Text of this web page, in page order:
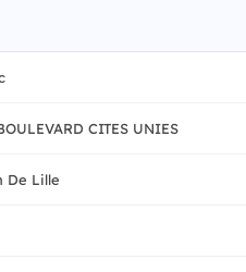
CITES UNIES
De Lille